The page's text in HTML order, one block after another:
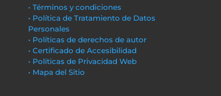
• Términos y condiciones
• Política de Tratamiento de Datos
Personales
• Políticas de derechos de autor
• Certificado de Accesibilidad
• Políticas de Privacidad Web
• Mapa del Sitio